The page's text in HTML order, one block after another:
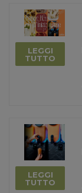
LEGGI
TUTTO
LEGGI
TUTTO